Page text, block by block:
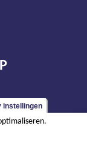
instellingen